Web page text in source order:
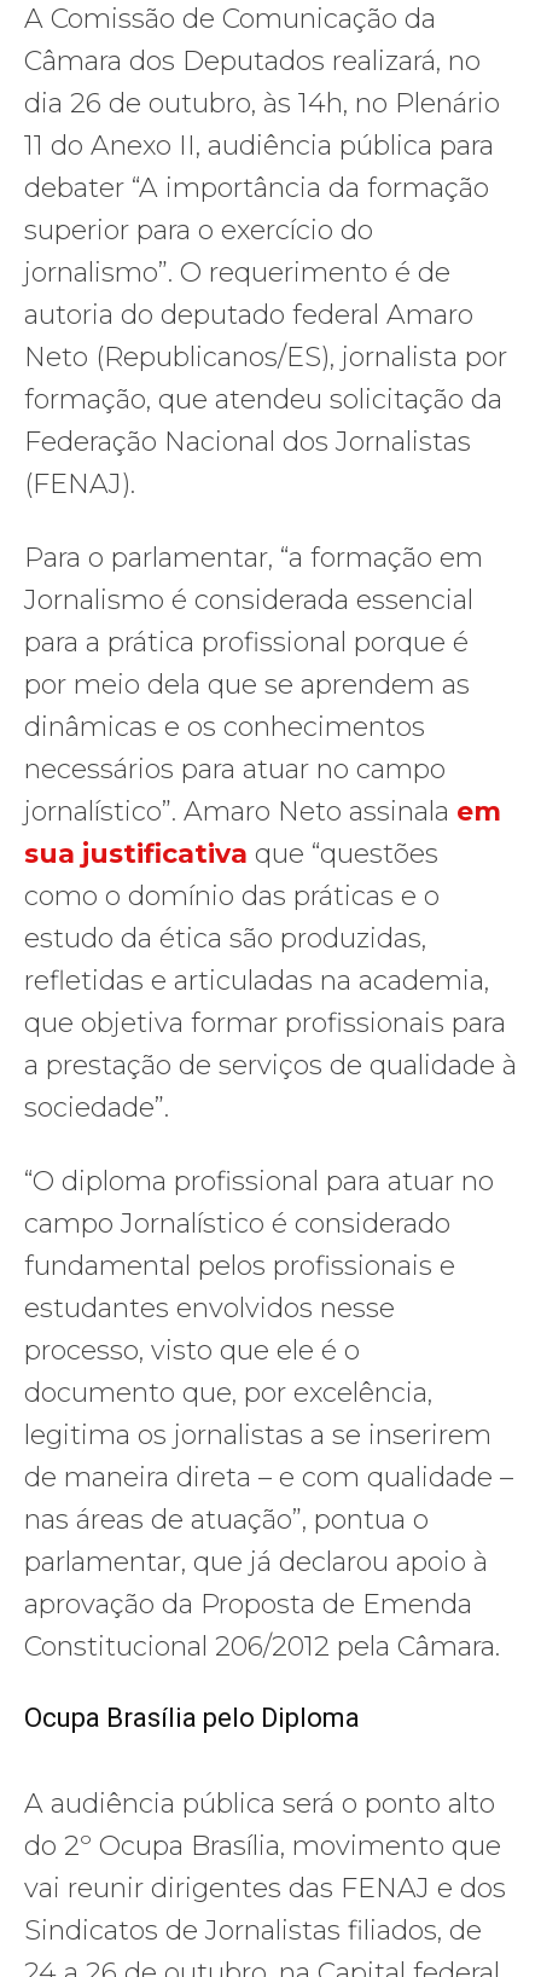
A Comissão de Comunicação da
Câmara dos Deputados realizará, no
dia 26 de outubro, às 14h, no Plenário
11 do Anexo II, audiência pública para
debater “A importância da formação
superior para o exercício do
jornalismo”. O requerimento é de
autoria do deputado federal Amaro
Neto (Republicanos/ES), jornalista por
formação, que atendeu solicitação da
Federação Nacional dos Jornalistas
(FENAJ).
Para o parlamentar, “a formação em
Jornalismo é considerada essencial
para a prática profissional porque é
por meio dela que se aprendem as
dinâmicas e os conhecimentos
necessários para atuar no campo
jornalístico”. Amaro Neto assinala em
sua justificativa que “questões
como o domínio das práticas e o
estudo da ética são produzidas,
refletidas e articuladas na academia,
que objetiva formar profissionais para
a prestação de serviços de qualidade à
sociedade”.
“O diploma profissional para atuar no
campo Jornalístico é considerado
fundamental pelos profissionais e
estudantes envolvidos nesse
processo, visto que ele é o
documento que, por excelência,
legitima os jornalistas a se inserirem
de maneira direta – e com qualidade –
nas áreas de atuação”, pontua o
parlamentar, que já declarou apoio à
aprovação da Proposta de Emenda
Constitucional 206/2012 pela Câmara.
Ocupa Brasília pelo Diploma
A audiência pública será o ponto alto
do 2º Ocupa Brasília, movimento que
vai reunir dirigentes das FENAJ e dos
Sindicatos de Jornalistas filiados, de